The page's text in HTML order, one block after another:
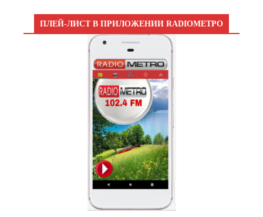
ПЛЕЙ-ЛИСТ В ПРИЛОЖЕНИИ RADIOМЕТРО